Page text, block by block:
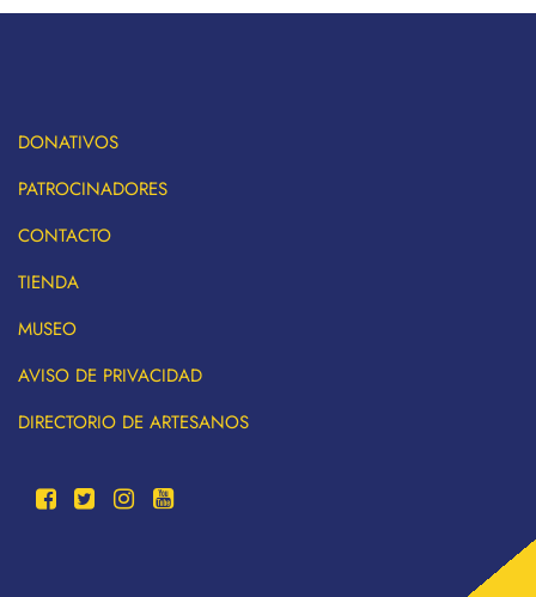
DONATIVOS
PATROCINADORES
CONTACTO
TIENDA
MUSEO
AVISO DE PRIVACIDAD
DIRECTORIO DE ARTESANOS